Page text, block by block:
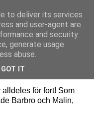
för fort! Som
Barbro och Malin,
to deliver its services
and user-agent are
and security
generate usage
abuse.
GOT IT